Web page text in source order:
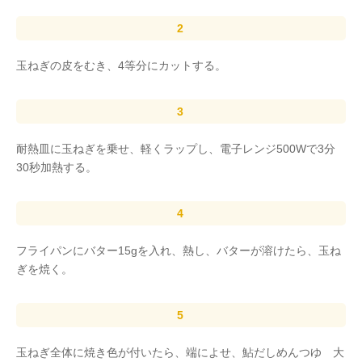
玉ねぎの皮をむき、4等分にカットする。
耐熱皿に玉ねぎを乗せ、軽くラップし、電子レンジ500Wで3分
30秒加熱する。
フライパンにバター15gを入れ、熱し、バターが溶けたら、玉ね
ぎを焼く。
玉ねぎ全体に焼き色が付いたら、端によせ、鮎だしめんつゆ 大